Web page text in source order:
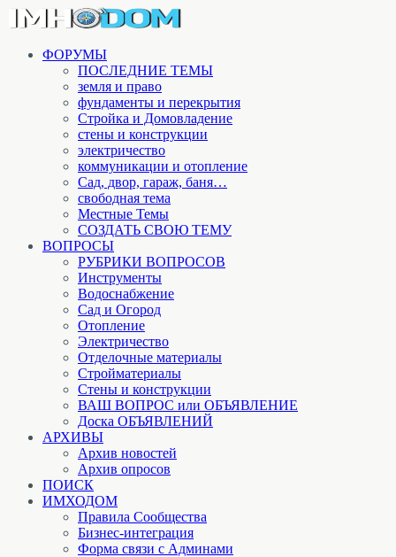
ФОРУМЫ
ПОСЛЕДНИЕ ТЕМЫ
земля и право
фундаменты и перекрытия
Стройка и Домовладение
стены и конструкции
электричество
коммуникации и отопление
Cад, двор, гараж, баня…
свободная тема
Местные Темы
СОЗДАТЬ СВОЮ ТЕМУ
ВОПРОСЫ
РУБРИКИ ВОПРОСОВ
Инструменты
Водоснабжение
Сад и Огород
Отопление
Электричество
Отделочные материалы
Стройматериалы
Стены и конструкции
ВАШ ВОПРОС или ОБЪЯВЛЕНИЕ
Доска ОБЪЯВЛЕНИЙ
АРХИВЫ
Архив новостей
Архив опросов
ПОИСК
ИМХОДОМ
Правила Сообщества
Бизнес-интеграция
Форма связи с Админами